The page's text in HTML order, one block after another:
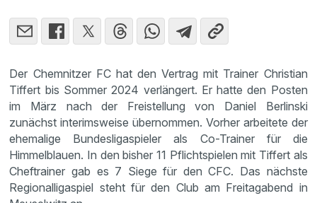
Der Chemnitzer FC hat den Vertrag mit Trainer Christian
Tiffert bis Sommer 2024 verlängert. Er hatte den Posten
im März nach der Freistellung von Daniel Berlinski
zunächst interimsweise übernommen. Vorher arbeitete der
ehemalige Bundesligaspieler als Co-Trainer für die
Himmelblauen. In den bisher 11 Pflichtspielen mit Tiffert als
Cheftrainer gab es 7 Siege für den CFC. Das nächste
Regionalligaspiel steht für den Club am Freitagabend in